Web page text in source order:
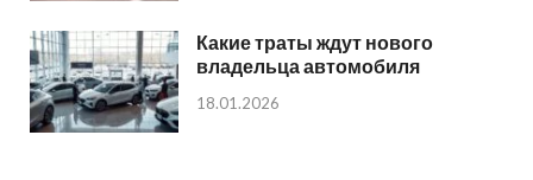
Какие траты ждут нового
владельца автомобиля
18.01.2026